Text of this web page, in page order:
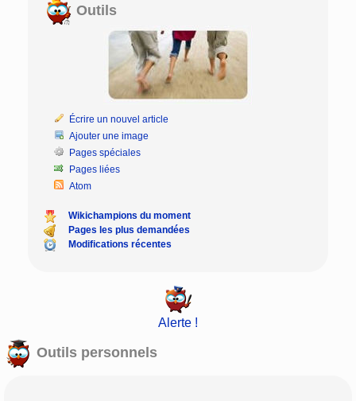
Outils
Écrire un nouvel article
Ajouter une image
Pages spéciales
Pages liées
Atom
Wikichampions du moment
Pages les plus demandées
Modifications récentes
Alerte !
Outils personnels